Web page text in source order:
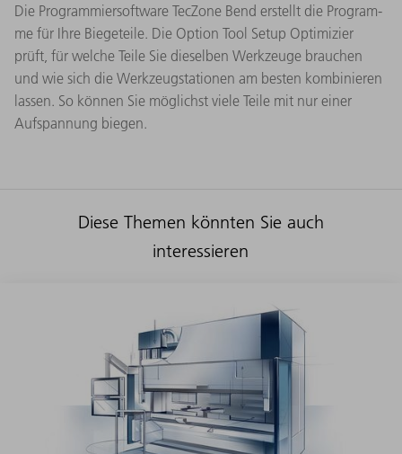
Die Programmiersoftware TecZone Bend erstellt die Program­
me für Ihre Biegeteile. Die Option Tool Setup Optimizier
prüft, für welche Teile Sie dieselben Werkzeuge brauchen
und wie sich die Werkzeugstationen am besten kombinieren
lassen. So können Sie möglichst viele Teile mit nur einer
Aufspannung biegen.
Diese Themen könnten Sie auch
interessieren